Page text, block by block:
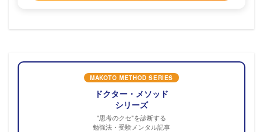
MAKOTO METHOD SERIES
ドクター・メソッド
シリーズ
"思考のクセ"を診断する
勉強法・受験メンタル記事